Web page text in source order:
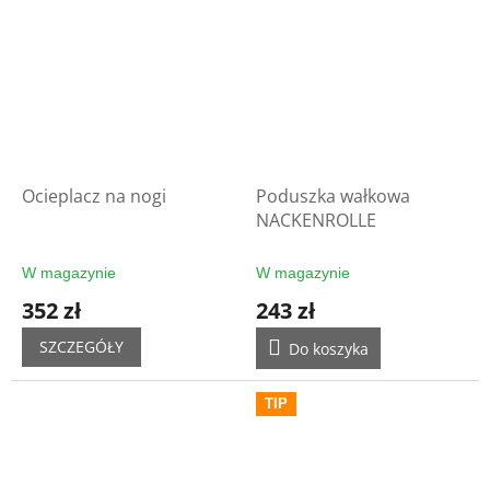
Ocieplacz na nogi
W magazynie
352 zł
SZCZEGÓŁY
Poduszka wałkowa
NACKENROLLE
W magazynie
243 zł
Do koszyka
TIP